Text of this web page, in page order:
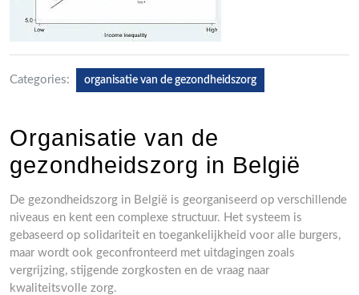
Categories: organisatie van de gezondheidszorg
Organisatie van de
gezondheidszorg in België
De gezondheidszorg in België is georganiseerd op verschillende
niveaus en kent een complexe structuur. Het systeem is
gebaseerd op solidariteit en toegankelijkheid voor alle burgers,
maar wordt ook geconfronteerd met uitdagingen zoals
vergrijzing, stijgende zorgkosten en de vraag naar
kwaliteitsvolle zorg.